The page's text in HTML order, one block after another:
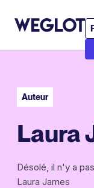
Auteur
Laura
Désolé, il n'y a
Laura James